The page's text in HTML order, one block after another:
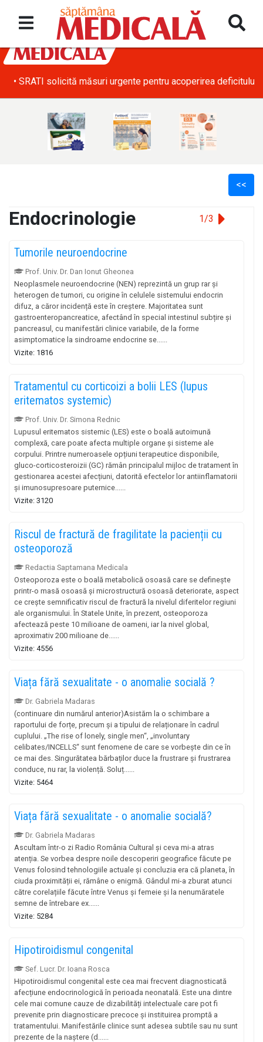
• SRATI solicită măsuri urgente pentru acoperirea
<<
Endocrinologie 1/3
Tumorile neuroendocrine
Prof. Univ. Dr. Dan Ionut Gheonea
Neoplasmele neuroendocrine (NEN) reprezintă un grup rar și
heterogen de tumori, cu origine în celulele sistemului endocrin
difuz, a căror incidență este în creștere. Majoritatea sunt
gastroenteropancreatice, afectând în special intestinul subțire și
pancreasul, cu manifestări clinice variabile, de la forme
asimptomatice la sindroame endocrine se......
Vizite: 1816
Tratamentul cu corticoizi a bolii LES (lupus
eritematos systemic)
Prof. Univ. Dr. Simona Rednic
Lupusul eritematos sistemic (LES) este o boală autoimună
complexă, care poate afecta multiple organe și sisteme ale
corpului. Printre numeroasele opțiuni terapeutice disponibile,
gluco-corticosteroizii (GC) rămân principalul mijloc de tratament în
gestionarea acestei afecțiuni, datorită efectelor lor antiinflamatorii
și imunosupresoare puternice......
Vizite: 3120
Riscul de fractură de fragilitate la pacienții cu
osteoporoză
Redactia Saptamana Medicala
Osteoporoza este o boală metabolică osoasă care se definește
printr-o masă osoasă și microstructură osoasă deteriorate, aspect
ce crește semnificativ riscul de fractură la nivelul diferitelor regiuni
ale organismului. În Statele Unite, în prezent, osteoporoza
afectează peste 10 milioane de oameni, iar la nivel global,
aproximativ 200 milioane de......
Vizite: 4556
Viața fără sexualitate - o anomalie socială ?
Dr. Gabriela Madaras
(continuare din numărul anterior)Asistăm la o schimbare a
raportului de forțe, precum și a tipului de relaționare în cadrul
cuplului. „The rise of lonely, single men“, „involuntary
celibates/INCELLS“ sunt fenomene de care se vorbește din ce în
ce mai des. Singurătatea bărbaților duce la frustrare și frustrarea
conduce, nu rar, la violență. Soluț......
Vizite: 5464
Viața fără sexualitate - o anomalie socială?
Dr. Gabriela Madaras
Ascultam într-o zi Radio România Cultural și ceva mi-a atras
atenția. Se vorbea despre noile descoperiri geografice făcute pe
Venus folosind tehnologiile actuale și concluzia era că planeta, în
ciuda proximității ei, rămâne o enigmă. Gândul mi-a zburat atunci
către corelațiile făcute între Venus și femeie și la nenumăratele
semne de întrebare ex......
Vizite: 5284
Hipotiroidismul congenital
Sef. Lucr. Dr. Ioana Rosca
Hipotiroidismul congenital este cea mai frecvent diagnosticată
afecțiune endocrinologică în perioada neonatală. Este una dintre
cele mai comune cauze de dizabilități intelectuale care pot fi
prevenite prin diagnosticare precoce și instituirea promptă a
tratamentului. Manifestările clinice sunt adesea subtile sau nu sunt
prezente de la naștere (d......